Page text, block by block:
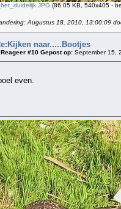
(86.05 KB, 540x405 -
Augustus 18, 2010, 13:00:09
naar.....Bootjes
Reageer #10 Gepost op: September 15,
even.